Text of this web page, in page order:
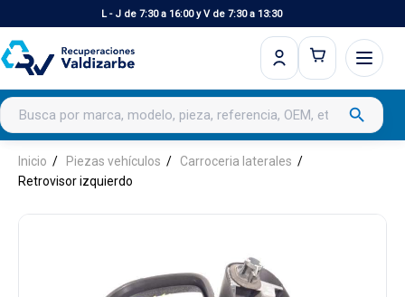
L - J de 7:30 a 16:00 y V de 7:30 a 13:30
Buscar productos search
Inicio Piezas vehículos
Carroceria laterales
Retrovisor izquierdo